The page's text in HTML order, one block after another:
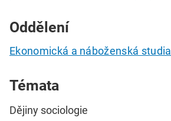
Oddělení
Ekonomická a náboženská studia
Témata
Dějiny sociologie